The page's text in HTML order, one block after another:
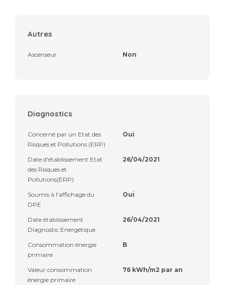
Autres
Ascenseur Non
Diagnostics
Concerné par un Etat des
Risques et Pollutions (ERP)
Oui
Date d'établissement Etat
des Risques et
Pollutions(ERP)
26/04/2021
Soumis à l'affichage du
DPE
Oui
Date établissement
Diagnostic Energétique
26/04/2021
Consommation énergie
primaire
B
Valeur consommation
énergie primaire
76 kWh/m2 par an